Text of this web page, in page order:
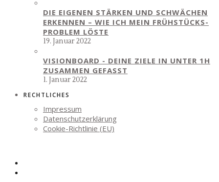
DIE EIGENEN STÄRKEN UND SCHWÄCHEN
ERKENNEN – WIE ICH MEIN FRÜHSTÜCKS-
PROBLEM LÖSTE
19. Januar 2022
VISIONBOARD - DEINE ZIELE IN UNTER 1H
ZUSAMMEN GEFASST
1. Januar 2022
RECHTLICHES
Impressum
Datenschutzerklärung
Cookie-Richtlinie (EU)